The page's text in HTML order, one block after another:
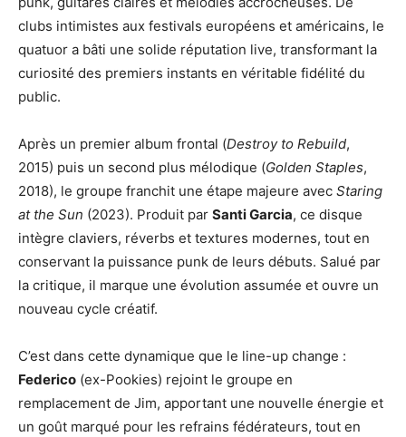
clubs intimistes aux festivals européens et américains, le
quatuor a bâti une solide réputation live, transformant la
curiosité des premiers instants en véritable fidélité du
public.
Après un premier album frontal (Destroy to Rebuild,
2015) puis un second plus mélodique (Golden Staples,
2018), le groupe franchit une étape majeure avec Staring
at the Sun (2023). Produit par Santi Garcia, ce disque
intègre claviers, réverbs et textures modernes, tout en
conservant la puissance punk de leurs débuts. Salué par
la critique, il marque une évolution assumée et ouvre un
nouveau cycle créatif.
C’est dans cette dynamique que le line-up change :
Federico (ex-Pookies) rejoint le groupe en
remplacement de Jim, apportant une nouvelle énergie et
un goût marqué pour les refrains fédérateurs, tout en